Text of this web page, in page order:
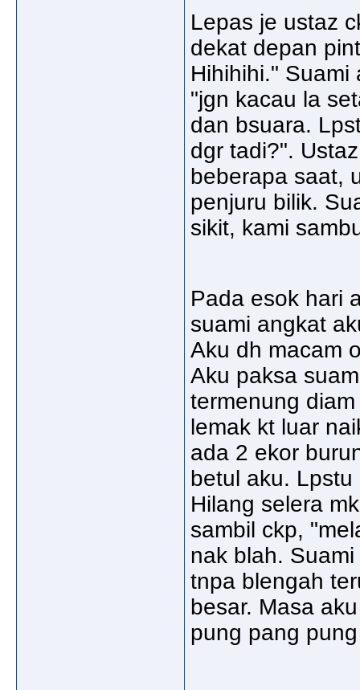
Lepas je ustaz
dekat depan
Hihihihi."
"jgn kacau la
dan bsuara.
dgr tadi?".
beberapa saat,
penjuru bilik.
sikit, kami
Pada esok hari
suami angkat
Aku dh macam
Aku paksa
termenung
lemak kt luar
ada 2 ekor
betul aku.
Hilang selera
sambil ckp,
nak blah.
tnpa blengah
besar. Masa
pung pang